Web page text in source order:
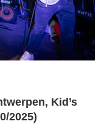
Kid’s
2025)